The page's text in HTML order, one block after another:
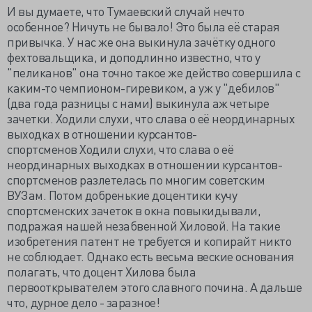
И вы думаете, что Тумаевский случай нечто
особенное? Ничуть не бывало! Это была её старая
привычка. У нас же она выкинула зачётку одного
фехтовальщика, и доподлинно известно, что у
"пеликанов" она точно такое же действо совершила с
каким-то чемпионом-гиревиком, а уж у "дебилов"
(два года разницы с нами) выкинула аж четыре
зачетки. Ходили слухи, что слава о её неординарных
выходках в отношении курсантов-
спортсменов Ходили слухи, что слава о её
неординарных выходках в отношении курсантов-
спортсменов разлетелась по многим советским
ВУЗам. Потом добренькие доцентики кучу
спортсменских зачеток в окна повыкидывали,
подражая нашей незабвенной Хиловой. На такие
изобретения патент не требуется и копирайт никто
не соблюдает. Однако есть весьма веские основания
полагать, что доцент Хилова была
первооткрывателем этого славного почина. А дальше
что, дурное дело - заразное!